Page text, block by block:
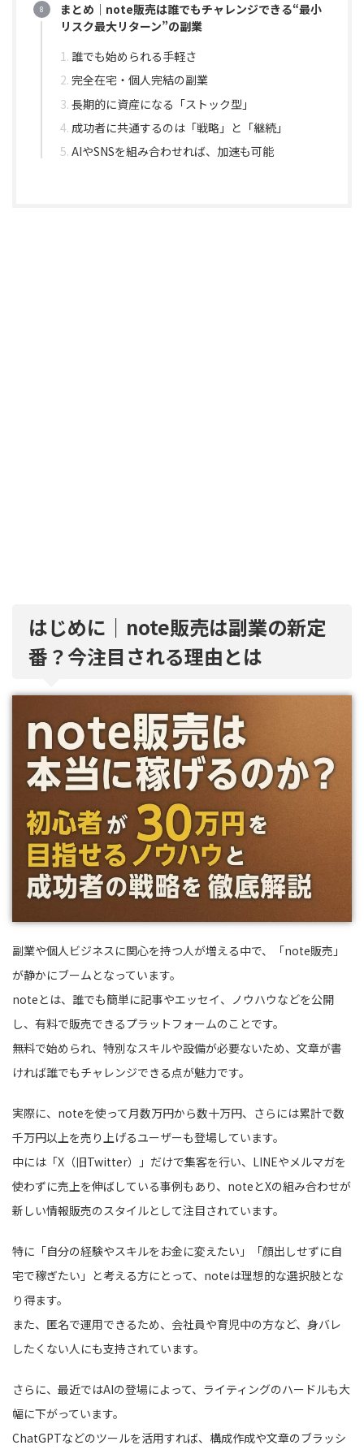
まとめ｜note販売は誰でもチャレンジできる“最小
リスク最大リターン”の副業
誰でも始められる手軽さ
完全在宅・個人完結の副業
長期的に資産になる「ストック型」
成功者に共通するのは「戦略」と「継続」
AIやSNSを組み合わせれば、加速も可能
はじめに｜note販売は副業の新定
番？今注目される理由とは
副業や個人ビジネスに関心を持つ人が増える中で、「note販売」
が静かにブームとなっています。
noteとは、誰でも簡単に記事やエッセイ、ノウハウなどを公開
し、有料で販売できるプラットフォームのことです。
無料で始められ、特別なスキルや設備が必要ないため、文章が書
ければ誰でもチャレンジできる点が魅力です。
実際に、noteを使って月数万円から数十万円、さらには累計で数
千万円以上を売り上げるユーザーも登場しています。
中には「X（旧Twitter）」だけで集客を行い、LINEやメルマガを
使わずに売上を伸ばしている事例もあり、noteとXの組み合わせが
新しい情報販売のスタイルとして注目されています。
特に「自分の経験やスキルをお金に変えたい」「顔出しせずに自
宅で稼ぎたい」と考える方にとって、noteは理想的な選択肢とな
り得ます。
また、匿名で運用できるため、会社員や育児中の方など、身バレ
したくない人にも支持されています。
さらに、最近ではAIの登場によって、ライティングのハードルも大
幅に下がっています。
ChatGPTなどのツールを活用すれば、構成作成や文章のブラッシ